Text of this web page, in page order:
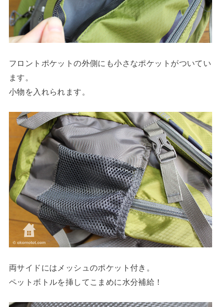
フロントポケットの外側にも小さなポケットがついてい
ます。
小物を入れられます。
両サイドにはメッシュのポケット付き。
ペットボトルを挿してこまめに水分補給！